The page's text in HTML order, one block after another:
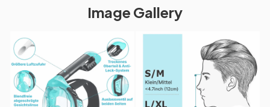
Image Gallery